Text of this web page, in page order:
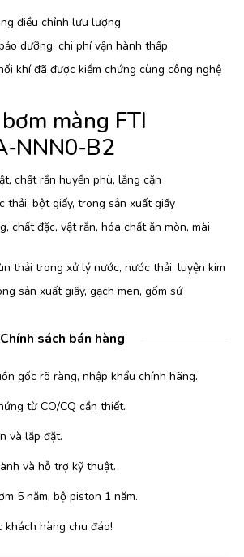
điều chỉnh lưu lượng
dưỡng, chi phí vận hành thấp
khí đã được kiểm chứng cùng công nghệ
màng FTI
chất rắn huyền phù, lắng cặn
thải, bột giấy, trong sản xuất giấy
chất đặc, vật rắn, hóa chất ăn mòn, mài
thải trong xử lý nước, nước thải, luyện kim
sản xuất giấy, gạch men, gốm sứ
Chính sách bán hàng
gốc rõ ràng, nhập khẩu chính hãng.
từ CO/CQ cần thiết.
và lắp đặt.
và hỗ trợ kỹ thuật.
5 năm, bộ piston 1 năm.
khách hàng chu đáo!